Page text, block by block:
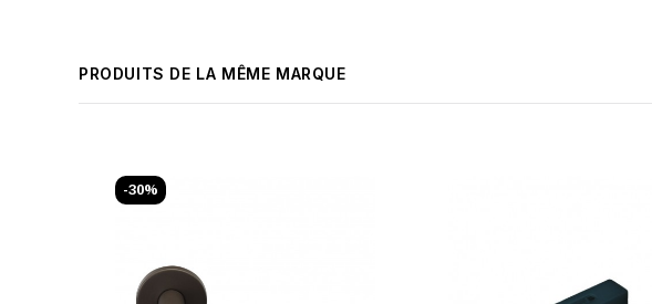
PRODUITS DE LA MÊME MARQUE
-30%